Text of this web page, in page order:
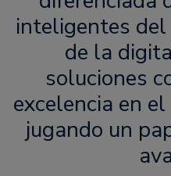
inteligentes
de la
soluciones
excelencia en
jugando un